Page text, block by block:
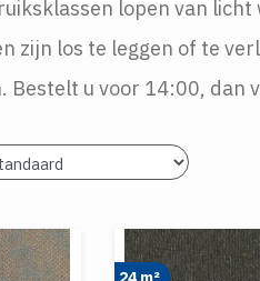
lopen van
zijn los te leggen of te
u voor 14:00,